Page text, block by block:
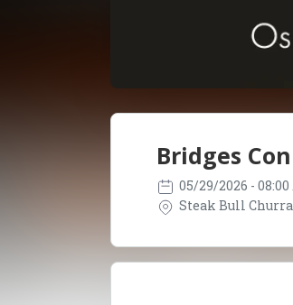
Bridges
05/29/2026 -
Steak Bull